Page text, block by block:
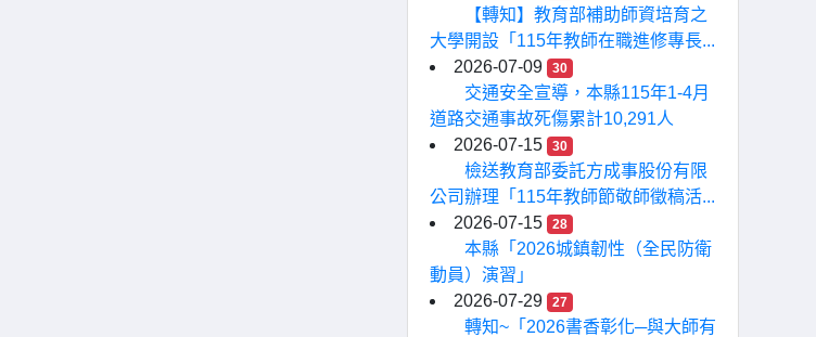
【轉知】教育部補助師資培育之
大學開設「115年教師在職進修專長...
2026-07-09
30
交通安全宣導，本縣115年1-4月
道路交通事故死傷累計10,291人
2026-07-15
30
檢送教育部委託方成事股份有限
公司辦理「115年教師節敬師徵稿活...
2026-07-15
28
本縣「2026城鎮韌性（全民防衛
動員）演習」
2026-07-29
27
轉知~「2026書香彰化─與大師有